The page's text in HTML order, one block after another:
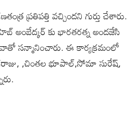
ప్రతిపత్తి వచ్చిందని గుర్తు చేశారు.
అంబేద్కర్ కు భారతరత్న అందజేసి
సన్మానించారు. ఈ కార్యక్రమంలో
నాగరాజు, ,చింతల భూపాల్,సోమా సురేష్,